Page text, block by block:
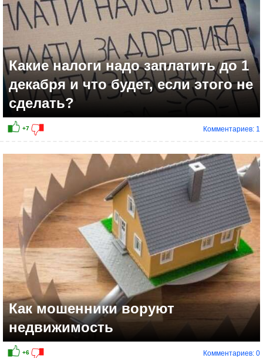
+13
Какие налоги надо заплатить до 1
декабря и что будет, если этого не
сделать?
Комментариев: 1
Как мошенники воруют
недвижимость
Комментариев: 0